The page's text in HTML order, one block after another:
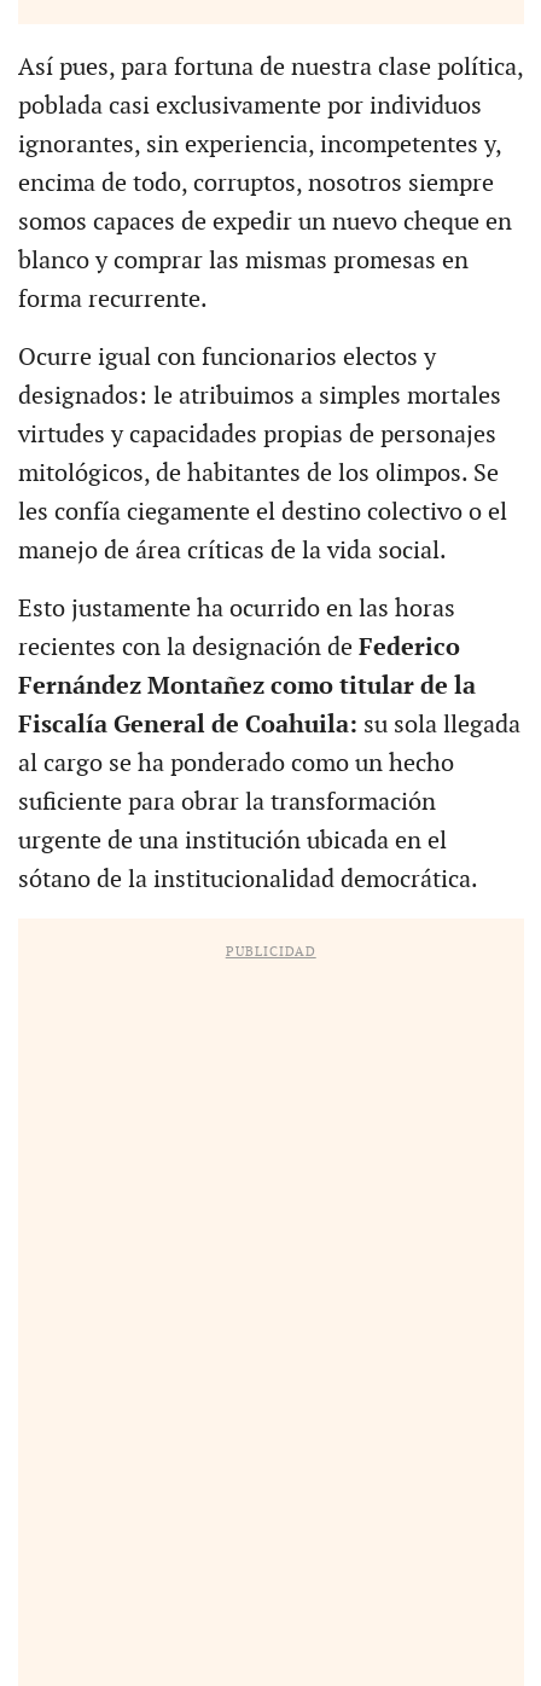
Así pues, para fortuna de nuestra clase política,
poblada casi exclusivamente por individuos
ignorantes, sin experiencia, incompetentes y,
encima de todo, corruptos, nosotros siempre
somos capaces de expedir un nuevo cheque en
blanco y comprar las mismas promesas en
forma recurrente.
Ocurre igual con funcionarios electos y
designados: le atribuimos a simples mortales
virtudes y capacidades propias de personajes
mitológicos, de habitantes de los olimpos. Se
les confía ciegamente el destino colectivo o el
manejo de área críticas de la vida social.
Esto justamente ha ocurrido en las horas
recientes con la designación deFederico
Fernández Montañez como titular de la
Fiscalía General de Coahuila: su sola llegada
al cargo se ha ponderado como un hecho
suficiente para obrar la transformación
urgente de una institución ubicada en el
sótano de la institucionalidad democrática.
PUBLICIDAD